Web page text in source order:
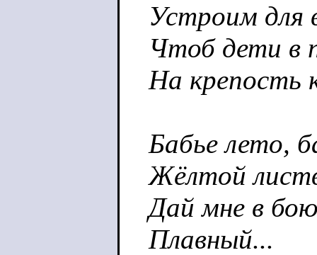
Устроим для
Чтоб дети в
На крепость
Бабье лето,
Жёлтой
Дай мне в
Плавный...